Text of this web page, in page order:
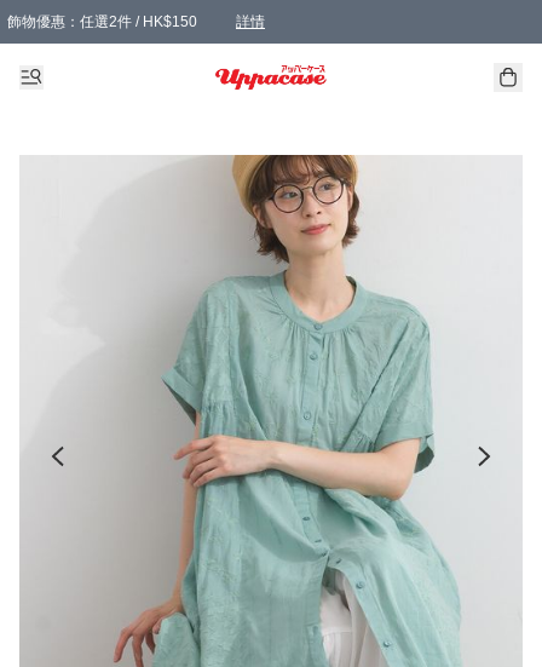
飾物優惠：任選2件 / HK$150 詳情
髮飾優惠：任選2件 / HK$100 詳情
精選襪子優惠：任選3對 / HK$115 詳情
滿額免運：本地訂單滿港幣350元可享免運費優惠